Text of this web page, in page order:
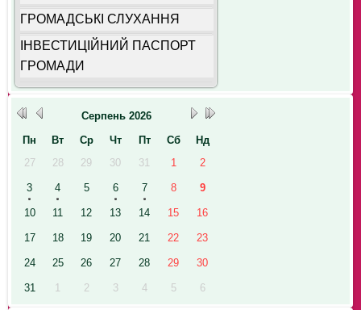
ГРОМАДСЬКІ СЛУХАННЯ
ІНВЕСТИЦІЙНИЙ ПАСПОРТ
ГРОМАДИ
Серпень 2026
Пн
Вт Ср Чт Пт Сб
Нд
27
28 29 30 31 1 2
3 4 5 6 7 8 9
10 11 12 13 14 15 16
17 18 19 20 21 22 23
24 25 26 27 28 29 30
31 1 2 3 4 5 6